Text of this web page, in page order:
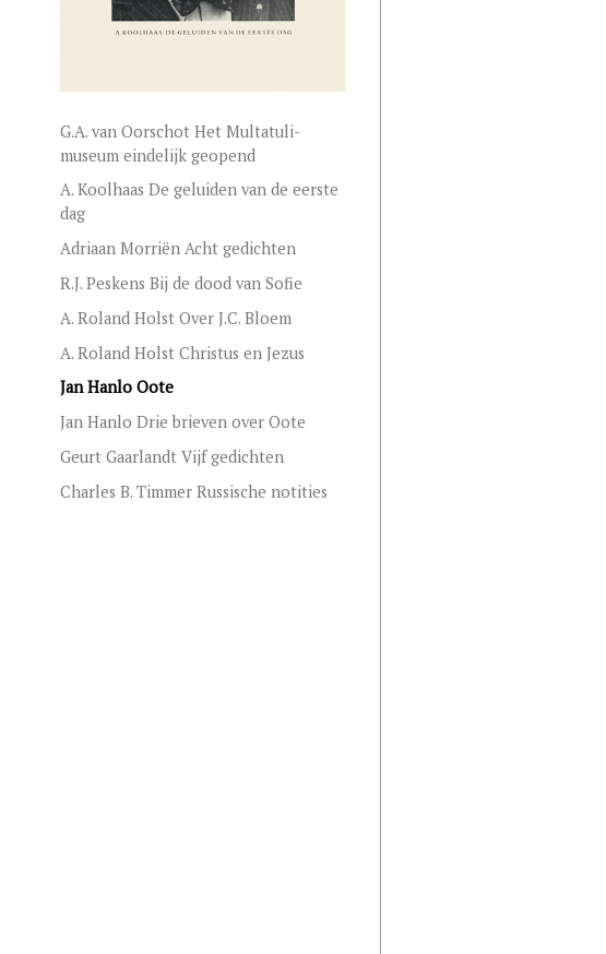
G.A. van Oorschot Het Multatuli-
museum eindelijk geopend
A. Koolhaas De geluiden van de eerste
dag
Adriaan Morriën Acht gedichten
R.J. Peskens Bij de dood van Sofie
A. Roland Holst Over J.C. Bloem
A. Roland Holst Christus en Jezus
Jan Hanlo Oote
Jan Hanlo Drie brieven over Oote
Geurt Gaarlandt Vijf gedichten
Charles B. Timmer Russische notities